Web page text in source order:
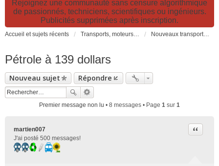
Rejoignez une communauté sans censure algorithmique
de passionnés, techniciens, scientifiques ou ingénieurs.
Publicités supprimées après inscription.
Accueil et sujets récents Transports, moteurs et pollution : nouveaux moteurs, transports électriques et innovations technologiques Nouveaux transports: innovations, moteurs, pollution, technologies, politiques, organisation...
Pétrole à 139 dollars
Nouveau sujet Répondre
Premier message non lu • 8 messages • Page 1 sur 1
martien007
J'ai posté 500 messages!
Citer